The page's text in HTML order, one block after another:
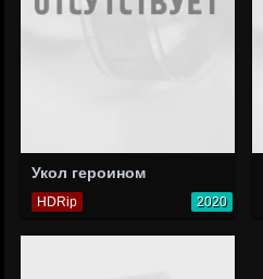
Укол героином
HDRip 2020